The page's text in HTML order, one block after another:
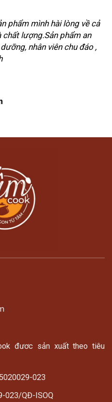
phẩm mình hài lòng về cả
chất lượng.Sản phẩm an
nhân viên chu đáo ,
đươc sản xuất theo tiêu
023
023/QĐ-ISOQ